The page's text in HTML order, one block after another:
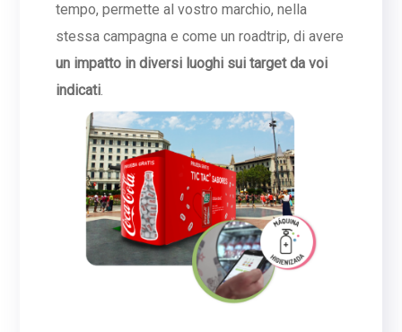
tempo, permette al vostro marchio, nella
stessa campagna e come un roadtrip, di avere
un impatto in diversi luoghi sui target da voi
indicati.